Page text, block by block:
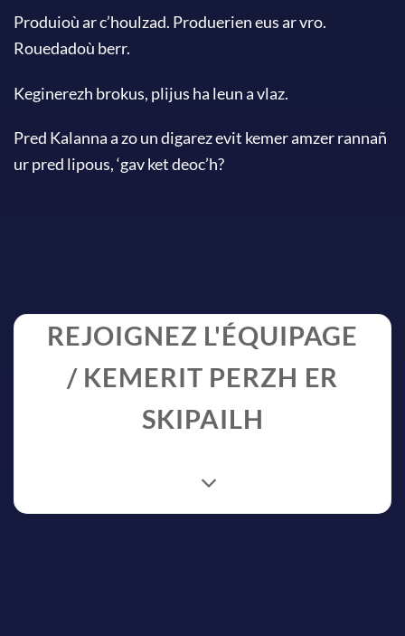
Produioù ar c’houlzad. Produerien eus ar vro.
Rouedadoù berr.
Keginerezh brokus, plijus ha leun a vlaz.
Pred Kalanna a zo un digarez evit kemer amzer rannañ
ur pred lipous, ‘gav ket deoc’h?
REJOIGNEZ L'ÉQUIPAGE
/ KEMERIT PERZH ER
SKIPAILH